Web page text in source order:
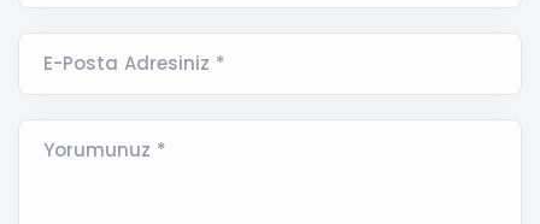
E-Posta Adresiniz *
Yorumunuz *